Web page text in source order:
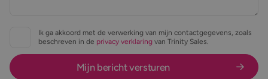
Ik ga akkoord met de verwerking van mijn contactgegevens, zoals
beschreven in de privacy verklaring van Trinity Sales.